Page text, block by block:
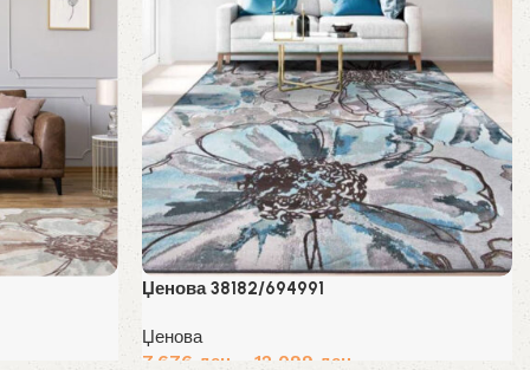
Џенова 38182/694991
Џенова
7,676 ден 12,099 ден